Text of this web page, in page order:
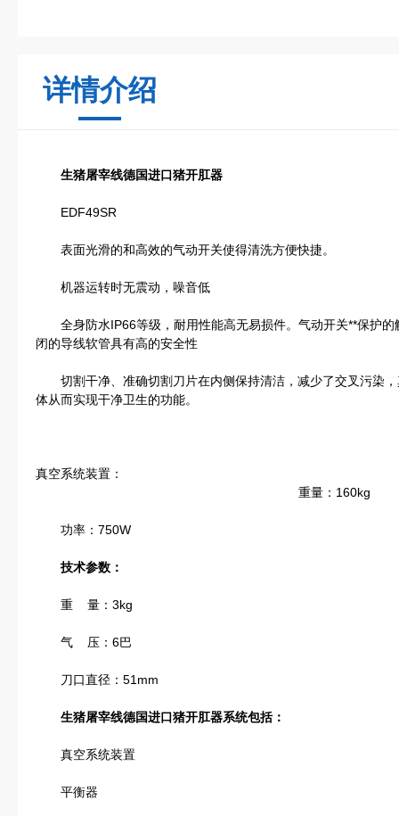
详情介绍
生猪屠宰线德国进口猪开肛器
EDF49SR
表面光滑的和高效的气动开关使得清洗方便快捷。
机器运转时无震动，噪音低
全身防水IP66等级，耐用性能高无易损件。气动开关**保护的
闭的导线软管具有高的安全性
切割干净、准确切割刀片在内侧保持清洁，减少了交叉污染，
体从而实现干净卫生的功能。
真空系统装置：
重量：160kg
功率：750W
技术参数：
重 量：3kg
气 压：6巴
刀口直径：51mm
生猪屠宰线德国进口猪开肛器系统包括：
真空系统装置
平衡器